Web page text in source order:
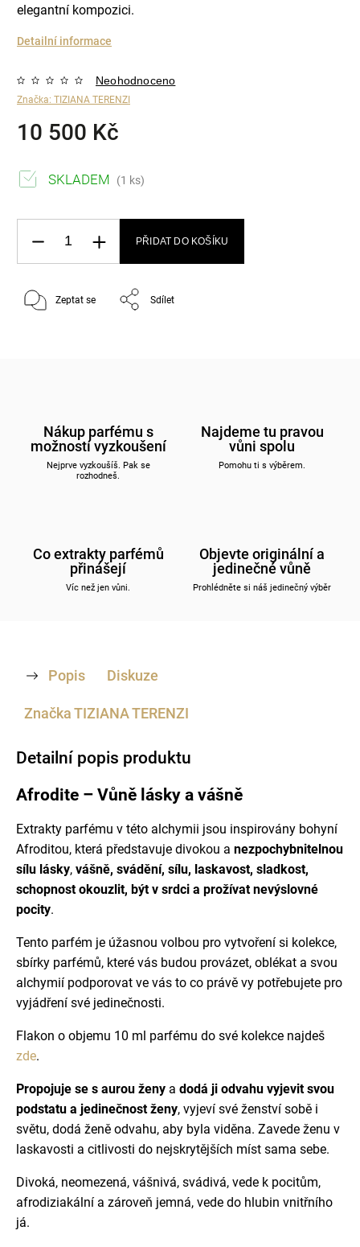
elegantní kompozici.
Detailní informace
Značka: TIZIANA TERENZI
Neohodnoceno
10 500 Kč
SKLADEM (1 ks)
PŘIDAT DO KOŠÍKU
Zeptat se Sdílet
Nákup parfému s
možností vyzkoušení
Nejprve vyzkoušíš. Pak se
rozhodneš.
Najdeme tu pravou
vůni spolu
Pomohu ti s výběrem.
Co extrakty parfémů
přinášejí
Víc než jen vůni.
Objevte originální a
jedinečné vůně
Prohlédněte si náš jedinečný výběr
Popis Diskuze
ZnačkaTIZIANA TERENZI
Detailní popis produktu
Afrodite – Vůně lásky a vášně
Extrakty parfému v této alchymii jsou inspirovány bohyní
Afroditou, která představuje divokou a nezpochybnitelnou
sílu lásky, vášně, svádění, sílu, laskavost, sladkost,
schopnost okouzlit, být v srdci a prožívat nevýslovné
pocity.
Tento parfém je úžasnou volbou pro vytvoření si kolekce,
sbírky parfémů, které vás budou provázet, oblékat a svou
alchymií podporovat ve vás to co právě vy potřebujete pro
vyjádření své jedinečnosti.
Flakon o objemu 10 ml parfému do své kolekce najdeš
zde.
Propojuje se s aurou ženy a dodá ji odvahu vyjevit svou
podstatu a jedinečnost ženy, vyjeví své ženství sobě i
světu, dodá ženě odvahu, aby byla viděna. Zavede ženu v
laskavosti a citlivosti do nejskrytějších míst sama sebe.
Divoká, neomezená, vášnivá, svádivá, vede k pocitům,
afrodiziakální a zároveň jemná, vede do hlubin vnitřního
já.